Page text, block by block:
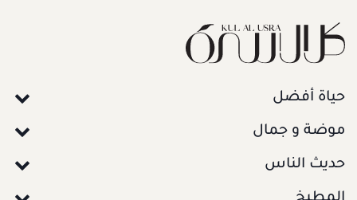
حياة أفضل
موضة و جمال
حديث الناس